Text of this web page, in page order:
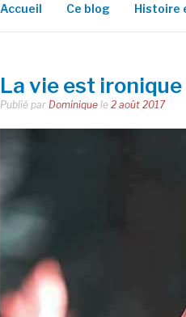
Accueil Ce blog Histoire
La vie est ironique
Publié par Dominique le 2 août 2017